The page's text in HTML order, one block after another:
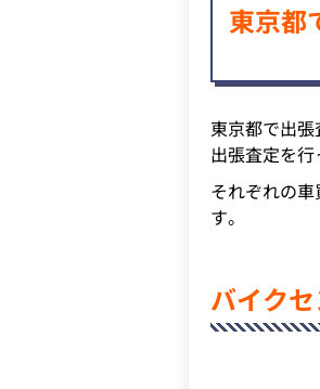
東京都
東京都で出
出張査定を
それぞれの
す。
バイク